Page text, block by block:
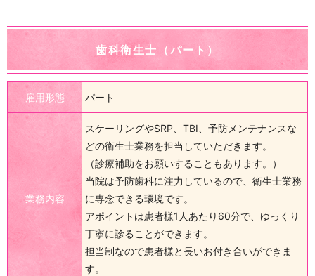
歯科衛生士（パート）
雇用形態 パート
業務内容
スケーリングやSRP、TBI、予防メンテナンスな
どの衛生士業務を担当していただきます。
（診療補助をお願いすることもあります。）
当院は予防歯科に注力しているので、衛生士業務
に専念できる環境です。
アポイントは患者様1人あたり60分で、ゆっくり
丁寧に診ることができます。
担当制なので患者様と長いお付き合いができま
す。